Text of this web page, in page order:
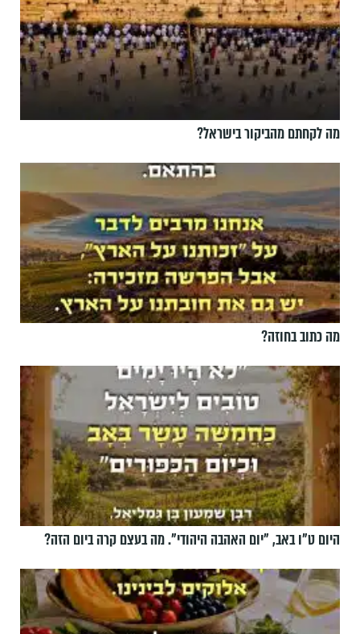
מה לקחתם מהביקור בישראל?
מה כתוב בחוזה?
היום ט"ו באב, ”יום האהבה היהודי". מה בעצם קרה ביום הזה?